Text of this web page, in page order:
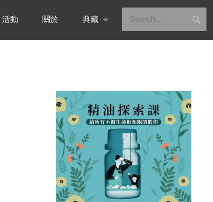
活動 關於 典藏